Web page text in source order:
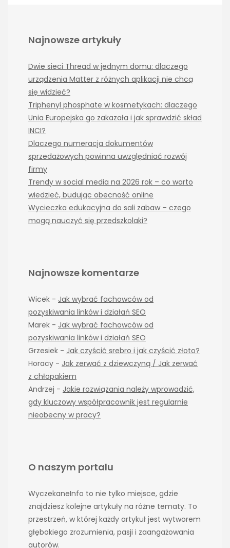
Najnowsze artykuły
Dwie sieci Thread w jednym domu: dlaczego
urządzenia Matter z różnych aplikacji nie chcą
się widzieć?
Triphenyl phosphate w kosmetykach: dlaczego
Unia Europejska go zakazała i jak sprawdzić skład
INCI?
Dlaczego numeracja dokumentów
sprzedażowych powinna uwzględniać rozwój
firmy
Trendy w social media na 2026 rok – co warto
wiedzieć, budując obecność online
Wycieczka edukacyjna do sali zabaw – czego
mogą nauczyć się przedszkolaki?
Najnowsze komentarze
Wicek - Jak wybrać fachowców od
pozyskiwania linków i działań SEO
Marek - Jak wybrać fachowców od
pozyskiwania linków i działań SEO
Grzesiek - Jak czyścić srebro i jak czyścić złoto?
Horacy - Jak zerwać z dziewczyną / Jak zerwać
z chłopakiem
Andrzej - Jakie rozwiązania należy wprowadzić,
gdy kluczowy współpracownik jest regularnie
nieobecny w pracy?
O naszym portalu
WyczekaneInfo to nie tylko miejsce, gdzie
znajdziesz kolejne artykuły na różne tematy. To
przestrzeń, w której każdy artykuł jest wytworem
głębokiego zrozumienia, pasji i zaangażowania
autorów.